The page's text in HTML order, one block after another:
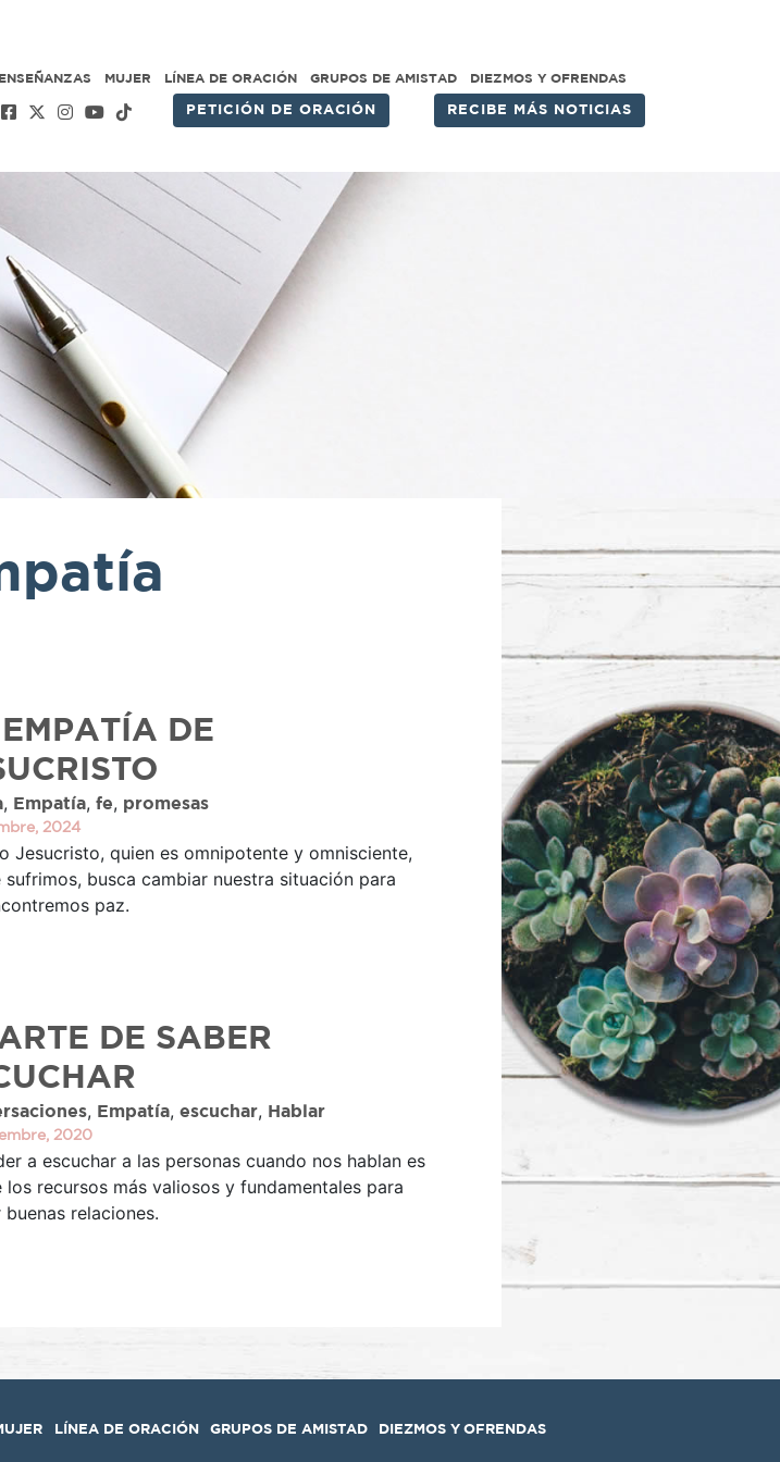
ENSEÑANZAS MUJER LÍNEA DE ORACIÓN GRUPOS DE AMISTAD DIEZMOS Y OFRENDAS
PETICIÓN DE ORACIÓN RECIBE MÁS NOTICIAS
DE
, Empatía, fe, promesas
2024
Jesucristo, quien es omnipotente y omnisciente,
sufrimos, busca cambiar nuestra situación para
paz.
DE SABER
, Empatía, escuchar, Hablar
2020
a escuchar a las personas cuando nos hablan es
los recursos más valiosos y fundamentales para
relaciones.
LÍNEA DE ORACIÓN GRUPOS DE AMISTAD DIEZMOS Y OFRENDAS